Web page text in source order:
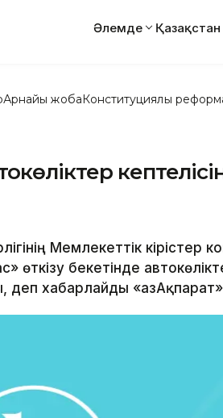
Әлемде Қазақстан
Арнайы жобаКонституциялық
Мемлекеттік кірістер
өткізу бекетінде
хабарлайды «ҚазАқпарат»